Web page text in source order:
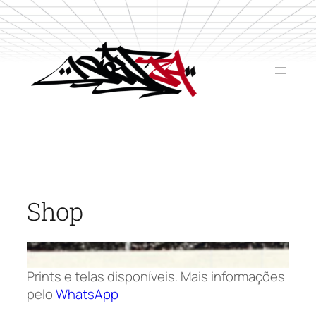
Pular
para
o
conteúdo
Shop
Prints e telas disponíveis. Mais informações
peloWhatsApp